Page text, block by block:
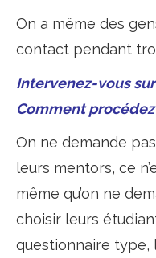
On a même des
contact pendant
Intervenez-vous
Comment
On ne demande
leurs mentors, ce
même qu’on ne
choisir leurs
questionnaire type,